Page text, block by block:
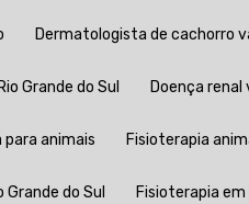
Dermatologista de cachorro
Grande do Sul Doença
para animais Fisioterapia
Grande do Sul Fisioterapia